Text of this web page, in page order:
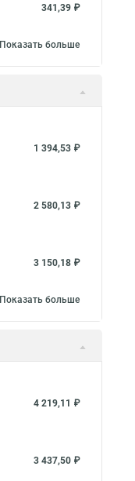
341,39 ₽
Показать больше
1 394,53 ₽
2 580,13 ₽
3 150,18 ₽
Показать больше
4 219,11 ₽
3 437,50 ₽